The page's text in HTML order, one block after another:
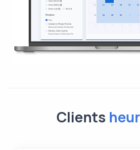
Clients